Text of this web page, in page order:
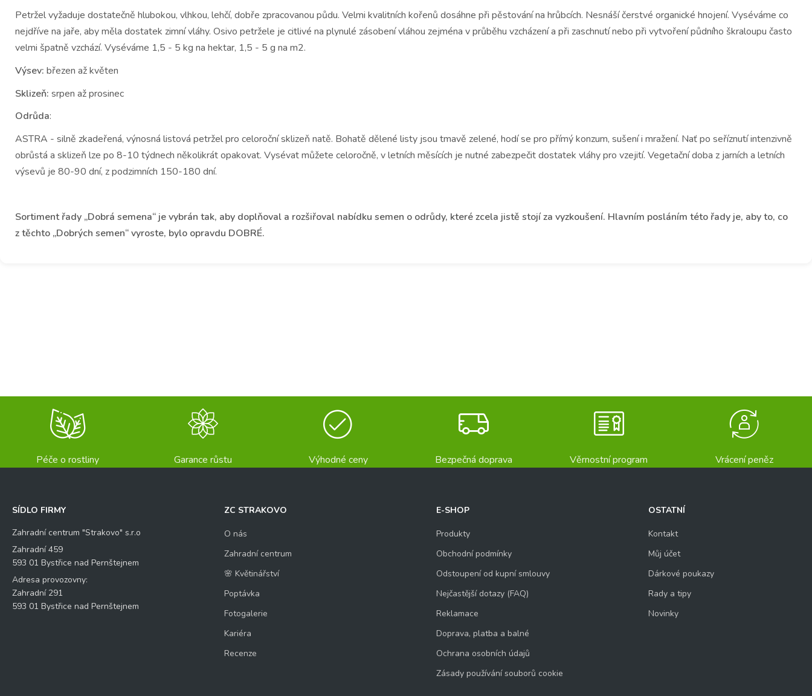
Petržel vyžaduje dostatečně hlubokou, vlhkou, lehčí, dobře zpracovanou půdu. Velmi kvalitních kořenů dosáhne při pěstování na hrůbcích. Nesnáší čerstvé organické hnojení. Vyséváme co
nejdříve na jaře, aby měla dostatek zimní vláhy. Osivo petržele je citlivé na plynulé zásobení vláhou zejména v průběhu vzcházení a při zaschnutí nebo při vytvoření půdního škraloupu často
velmi špatně vzchází. Vyséváme 1,5 - 5 kg na hektar, 1,5 - 5 g na m2.
Výsev: březen až květen
Sklizeň: srpen až prosinec
Odrůda:
ASTRA - silně zkadeřená, výnosná listová petržel pro celoroční sklizeň natě. Bohatě dělené listy jsou tmavě zelené, hodí se pro přímý konzum, sušení i mražení. Nať po seříznutí intenzivně
obrůstá a sklizeň lze po 8-10 týdnech několikrát opakovat. Vysévat můžete celoročně, v letních měsících je nutné zabezpečit dostatek vláhy pro vzejití. Vegetační doba z jarních a letních
výsevů je 80-90 dní, z podzimních 150-180 dní.
Sortiment řady „Dobrá semena“ je vybrán tak, aby doplňoval a rozšiřoval nabídku semen o odrůdy, které zcela jistě stojí za vyzkoušení. Hlavním posláním této řady je, aby to, co
z těchto „Dobrých semen“ vyroste, bylo opravdu DOBRÉ.
Péče o rostliny Garance růstu Výhodné ceny Bezpečná doprava Věrnostní program Vrácení peněz
SÍDLO FIRMY
Zahradní centrum "Strakovo" s.r.o
Zahradní 459
593 01 Bystřice nad Pernštejnem
Adresa provozovny:
Zahradní 291
593 01 Bystřice nad Pernštejnem
ZC STRAKOVO
O nás
Zahradní centrum
🌸 Květinářství
Poptávka
Fotogalerie
Kariéra
Recenze
E-SHOP
Produkty
Obchodní podmínky
Odstoupení od kupní smlouvy
Nejčastější dotazy (FAQ)
Reklamace
Doprava, platba a balné
Ochrana osobních údajů
Zásady používání souborů cookie
OSTATNÍ
Kontakt
Můj účet
Dárkové poukazy
Rady a tipy
Novinky